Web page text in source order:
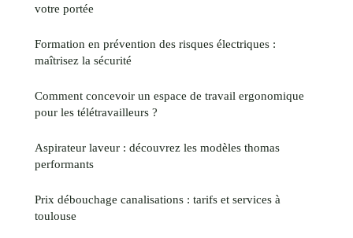
votre portée
Formation en prévention des risques électriques :
maîtrisez la sécurité
Comment concevoir un espace de travail ergonomique
pour les télétravailleurs ?
Aspirateur laveur : découvrez les modèles thomas
performants
Prix débouchage canalisations : tarifs et services à
toulouse